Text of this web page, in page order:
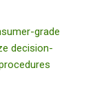
grade
decision-